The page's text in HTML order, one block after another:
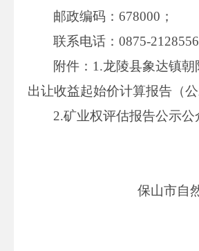
邮政编码：678000；
联系电话：0875-2128556
附件：1.龙陵县象达镇朝
出让收益起始价计算报告（公
2.矿业权评估报告公示公
保山市自